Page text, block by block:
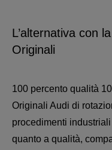
L’alternativa con
Originali
100 percento qualità
Originali Audi di
procedimenti
quanto a qualità,